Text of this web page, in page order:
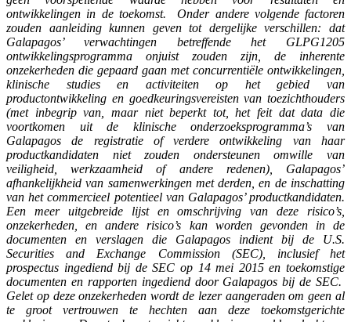
ontwikkelingen in de toekomst. Onder andere volgende factoren
zouden aanleiding kunnen geven tot dergelijke verschillen: dat
Galapagos’ verwachtingen betreffende het GLPG1205
ontwikkelingsprogramma onjuist zouden zijn, de inherente
onzekerheden die gepaard gaan met concurrentiële ontwikkelingen,
klinische studies en activiteiten op het gebied van
productontwikkeling en goedkeuringsvereisten van toezichthouders
(met inbegrip van, maar niet beperkt tot, het feit dat data die
voortkomen uit de klinische onderzoeksprogramma’s van
Galapagos de registratie of verdere ontwikkeling van haar
productkandidaten niet zouden ondersteunen omwille van
veiligheid, werkzaamheid of andere redenen), Galapagos’
afhankelijkheid van samenwerkingen met derden, en de inschatting
van het commercieel potentieel van Galapagos’ productkandidaten.
Een meer uitgebreide lijst en omschrijving van deze risico’s,
onzekerheden, en andere risico’s kan worden gevonden in de
documenten en verslagen die Galapagos indient bij de U.S.
Securities and Exchange Commission (SEC), inclusief het
prospectus ingediend bij de SEC op 14 mei 2015 en toekomstige
documenten en rapporten ingediend door Galapagos bij de SEC.
Gelet op deze onzekerheden wordt de lezer aangeraden om geen al
te groot vertrouwen te hechten aan deze toekomstgerichte